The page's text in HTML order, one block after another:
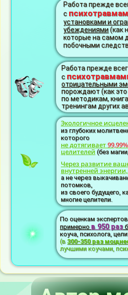
Работа прежде
с
установками и
убеждениями(как
которые на самом
побочными
Работа прежде
с
отрицательными
порождают (как
по методикам,
тренингам других
Экологичное
из глубоких
которого
не дотягивает99,99%
целителей (без
Через развитие
внутренней энергии,
а не через
потомков,
из своего будущего,
многие целители.
По оценкам экспертов
примерно в 950 раз
коуча, психолога,
(в 300-350 раз
лучшими коучами,